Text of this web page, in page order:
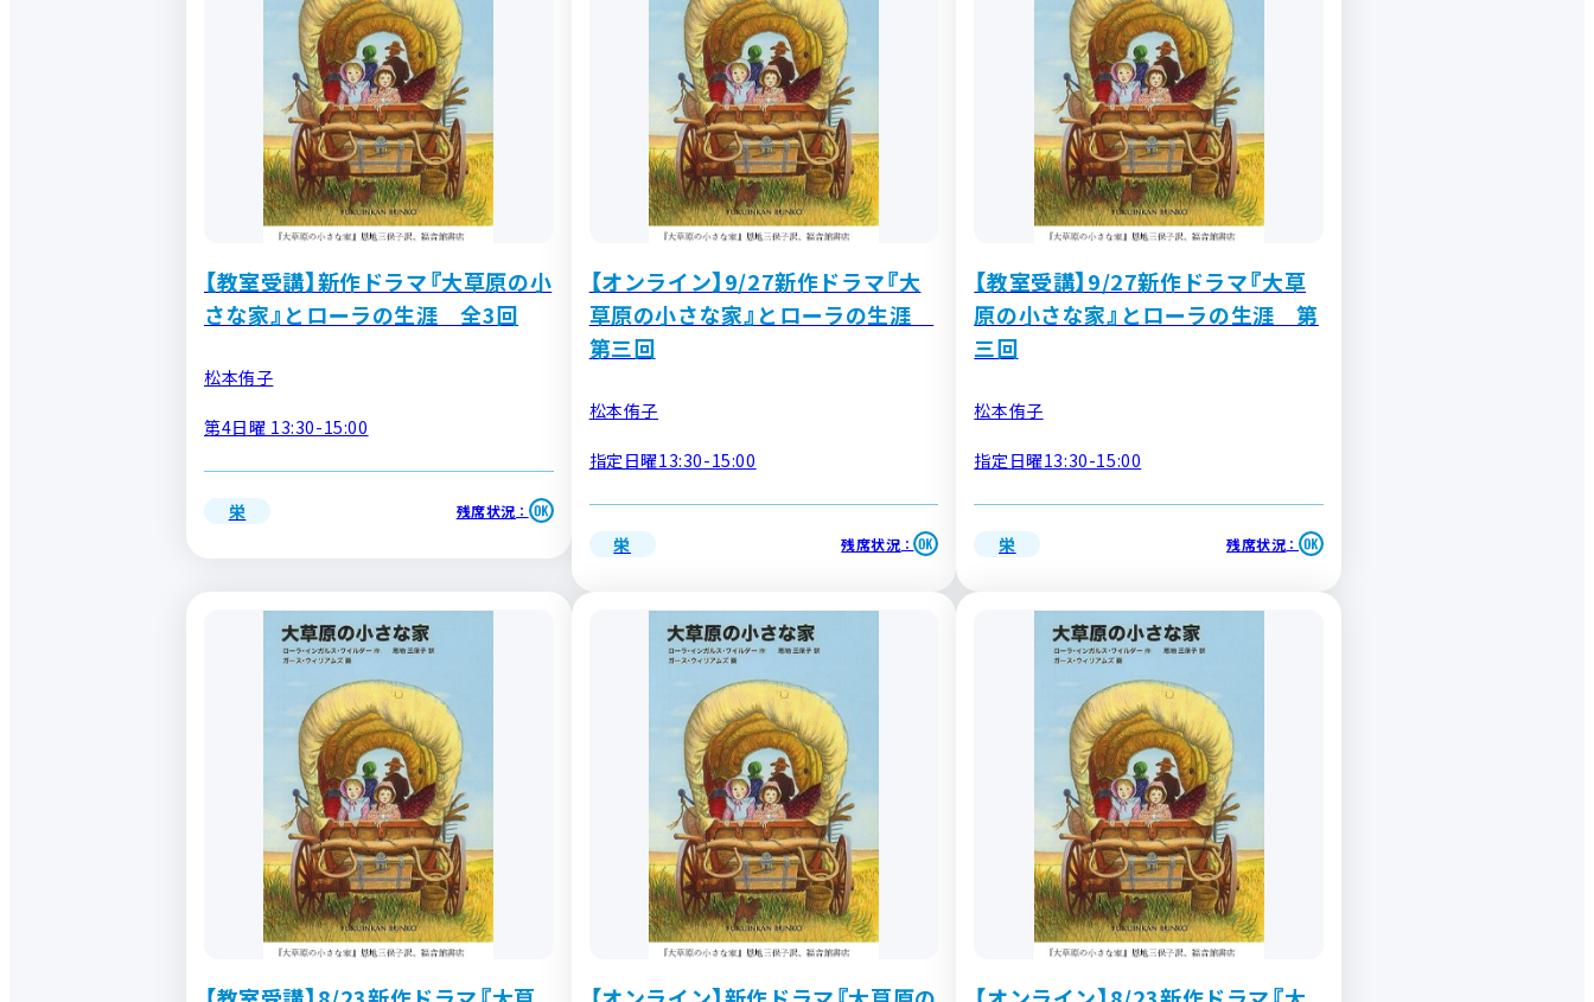
【教室受講】新作ドラマ『大草原の小
さな家』とローラの生涯 全3回
松本侑子
第4日曜 13:30-15:00
栄 残席状況 ：
【オンライン】9/27新作ドラマ『大
草原の小さな家』とローラの生涯
第三回
松本侑子
指定日曜13:30-15:00
栄 残席状況 ：
【教室受講】9/27新作ドラマ『大草
原の小さな家』とローラの生涯 第
三回
松本侑子
指定日曜13:30-15:00
栄 残席状況 ：